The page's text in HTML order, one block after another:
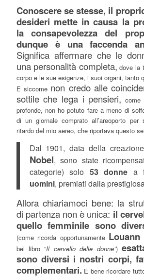
Conoscere se stesse, il
desideri mette in causa la
la consapevolezza del
dunque è una faccenda
Significa affermare che le
una personalità completa, dove la
corpo e le sue esigenze, i suoi organi, tanto
E siccome non credo alle
sottile che lega i pensieri, come
profonde, non ho potuto fare a meno di
di un giornale comprato all’areoporto per
ritardo del mio aereo, che riportava questo
Dal 1901, data della
Nobel, sono state
categorie) solo 53 donne a
uomini, premiati dalla
Allora chiariamoci bene: la
di partenza non è unica: il
quello femminile sono
(come ricorda opportunamente
bel libro “Il cervello delle donne”)
sono diversi i nostri corpi,
complementari. È bene ricordare